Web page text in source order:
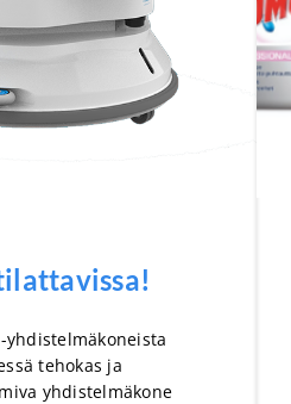
yhdistelmäkoneista
tehokas ja
yhdistelmäkone